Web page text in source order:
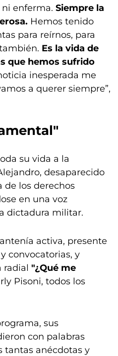
enferma. Siempre la
Hemos tenido
para reírnos, para
Es la vida de
que hemos sufrido
inesperada me
a querer siempre”,
su vida a la
desaparecido
de los derechos
en una voz
dictadura militar.
activa, presente
convocatorias, y
radial "¿Qué me
Pisoni, todos los
sus
con palabras
tantas anécdotas y